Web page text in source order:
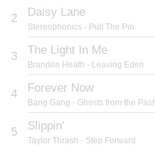
2 Daisy Lane
Stereophonics - Pull The Pin
3 The Light In Me
Brandon Heath - Leaving Eden
4 Forever Now
Bang Gang - Ghosts from the Past
5 Slippin'
Taylor Thrash - Step Forward